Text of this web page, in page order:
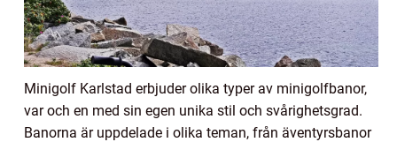
Minigolf Karlstad erbjuder olika typer av minigolfbanor,
var och en med sin egen unika stil och svårighetsgrad.
Banorna är uppdelade i olika teman, från äventyrsbanor